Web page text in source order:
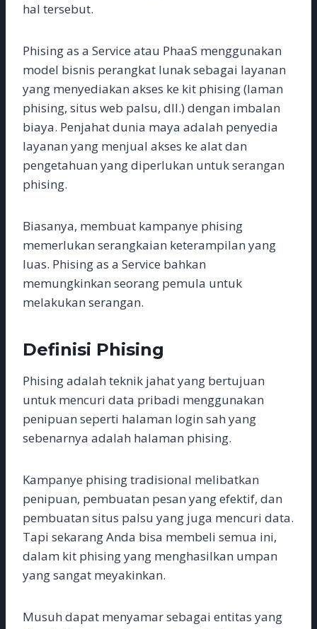
hal tersebut.
Phising as a Service atau PhaaS menggunakan
model bisnis perangkat lunak sebagai layanan
yang menyediakan akses ke kit phising (laman
phising, situs web palsu, dll.) dengan imbalan
biaya. Penjahat dunia maya adalah penyedia
layanan yang menjual akses ke alat dan
pengetahuan yang diperlukan untuk serangan
phising.
Biasanya, membuat kampanye phising
memerlukan serangkaian keterampilan yang
luas. Phising as a Service bahkan
memungkinkan seorang pemula untuk
melakukan serangan.
Definisi Phising
Phising adalah teknik jahat yang bertujuan
untuk mencuri data pribadi menggunakan
penipuan seperti halaman login sah yang
sebenarnya adalah halaman phising.
Kampanye phising tradisional melibatkan
penipuan, pembuatan pesan yang efektif, dan
pembuatan situs palsu yang juga mencuri data.
Tapi sekarang Anda bisa membeli semua ini,
dalam kit phising yang menghasilkan umpan
yang sangat meyakinkan.
Musuh dapat menyamar sebagai entitas yang